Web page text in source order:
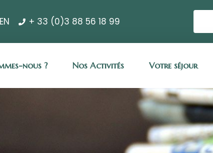
+ 33 (0)3 88 56 18 99
nous ? Nos Activités Votre séjour